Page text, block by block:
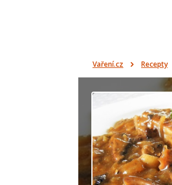
Vaření.cz Recepty